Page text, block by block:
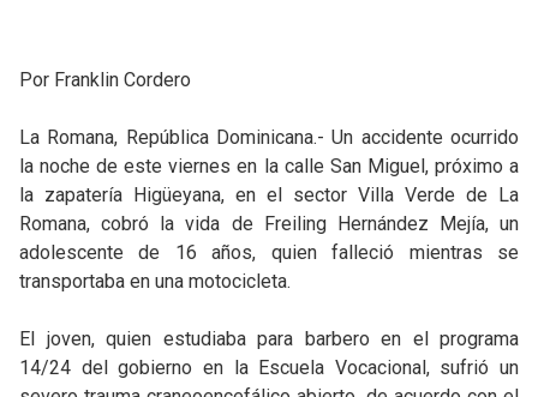
Por Franklin Cordero
La Romana, República Dominicana.- Un accidente ocurrido
la noche de este viernes en la calle San Miguel, próximo a
la zapatería Higüeyana, en el sector Villa Verde de La
Romana, cobró la vida de Freiling Hernández Mejía, un
adolescente de 16 años, quien falleció mientras se
transportaba en una motocicleta.
El joven, quien estudiaba para barbero en el programa
14/24 del gobierno en la Escuela Vocacional, sufrió un